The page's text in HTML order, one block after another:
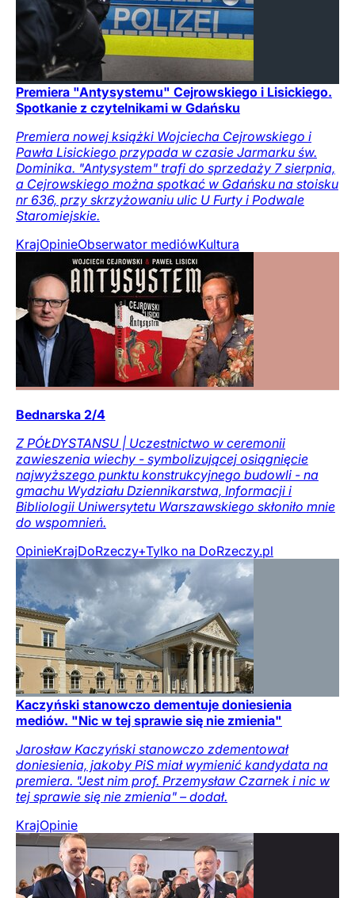
Premiera "Antysystemu" Cejrowskiego i Lisickiego.
Spotkanie z czytelnikami w Gdańsku
Premiera nowej książki Wojciecha Cejrowskiego i
Pawła Lisickiego przypada w czasie Jarmarku św.
Dominika. "Antysystem" trafi do sprzedaży 7 sierpnia,
a Cejrowskiego można spotkać w Gdańsku na stoisku
nr 636, przy skrzyżowaniu ulic U Furty i Podwale
Staromiejskie.
KrajOpinieObserwator mediówKultura
Bednarska 2/4
Z PÓŁDYSTANSU | Uczestnictwo w ceremonii
zawieszenia wiechy - symbolizującej osiągnięcie
najwyższego punktu konstrukcyjnego budowli - na
gmachu Wydziału Dziennikarstwa, Informacji i
Bibliologii Uniwersytetu Warszawskiego skłoniło mnie
do wspomnień.
OpinieKrajDoRzeczy+Tylko na DoRzeczy.pl
Kaczyński stanowczo dementuje doniesienia
mediów. "Nic w tej sprawie się nie zmienia"
Jarosław Kaczyński stanowczo zdementował
doniesienia, jakoby PiS miał wymienić kandydata na
premiera. "Jest nim prof. Przemysław Czarnek i nic w
tej sprawie się nie zmienia" – dodał.
KrajOpinie